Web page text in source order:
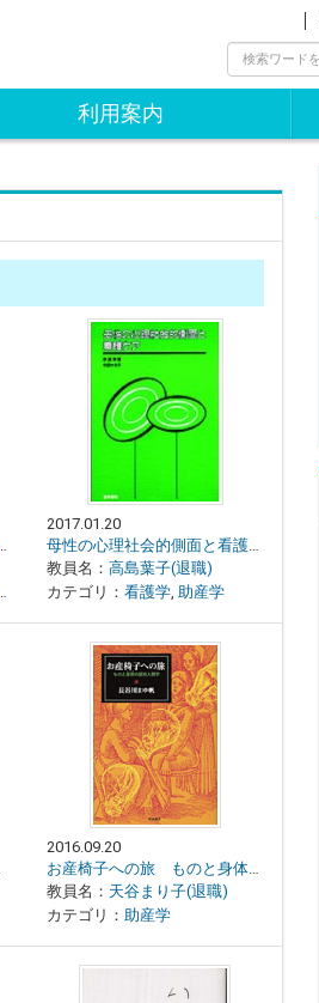
利用案内
,人生訓
2017.01.20
教員名：高島葉子(退職)
カテゴリ：看護学 助産学
2016.09.20
教員名： 天谷まり子(退職)
カテゴリ： 助産学